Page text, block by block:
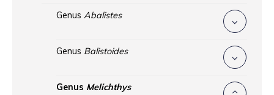
Genus Abalistes
Genus Balistoides
Genus Melichthys